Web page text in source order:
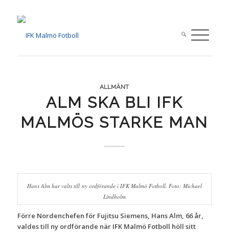
ALLMÄNT
ALM SKA BLI IFK
MALMÖS STARKE MAN
Hans Alm har valts till ny ordförande i IFK Malmö Fotboll. Foto: Michael
Lindholm
Förre Nordenchefen för Fujitsu Siemens, Hans Alm, 66 år,
valdes till ny ordförande när IFK Malmö Fotboll höll sitt